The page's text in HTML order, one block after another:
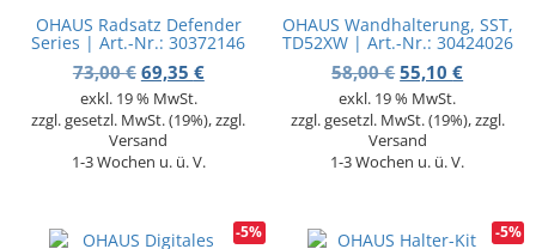
OHAUS Radsatz Defender
Series | Art.-Nr.: 30372146
73,00€ Ursprünglicher Preis war: 73,00 €
69,35 €Aktueller Preis ist: 69,35 €.
exkl. 19 % MwSt.
zzgl. gesetzl. MwSt. (19%), zzgl.
Versand
1-3 Wochen u. ü. V.
OHAUS Wandhalterung, SST,
TD52XW | Art.-Nr.: 30424026
58,00€ 55,10€
exkl. 19 % MwSt.
zzgl. gesetzl. MwSt. (19%), zzgl.
Versand
1-3 Wochen u. ü. V.
-5% -5%